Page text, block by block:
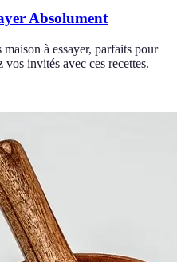
Absolument
à essayer, parfaits pour
vos invités avec ces recettes.